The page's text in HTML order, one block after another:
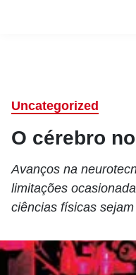
Uncategorized
O cérebro
Avanços na
limitações
ciências físicas